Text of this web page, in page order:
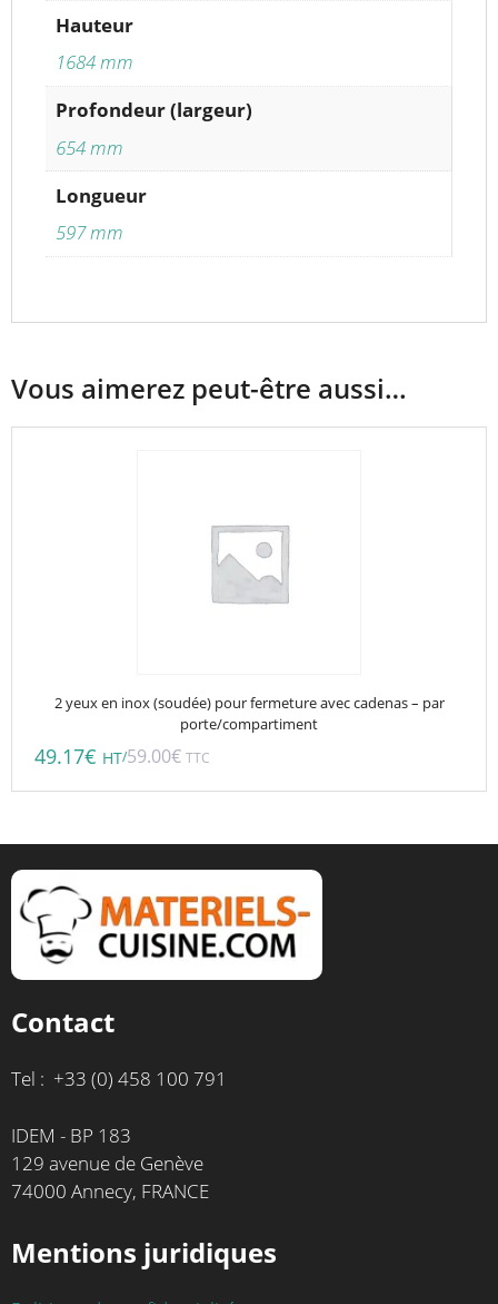
Hauteur
1684 mm
Profondeur (largeur)
654 mm
Longueur
597 mm
Vous aimerez peut-être aussi…
2 yeux en inox (soudée) pour fermeture avec cadenas – par
porte/compartiment
49.17€ HT/59.00€ TTC
Contact
Tel : +33 (0) 458 100 791
IDEM - BP 183
129 avenue de Genève
74000 Annecy, FRANCE
Mentions juridiques